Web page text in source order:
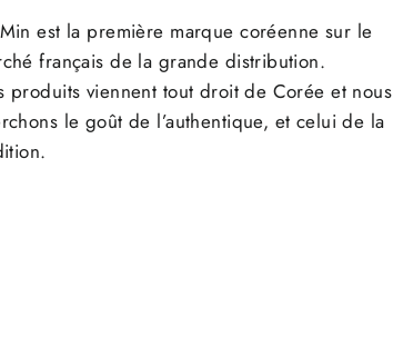
est la première marque coréenne sur le
français de la grande distribution.
produits viennent tout droit de Corée et nous
le goût de l’authentique, et celui de la